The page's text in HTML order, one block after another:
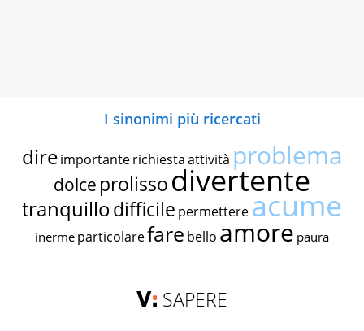
I sinonimi più ricercati
dire importante richiestaattività problema
dolce prolissodivertente
tranquillodifficile permettereacume
inerme particolarefare bello amore paura
SAPERE